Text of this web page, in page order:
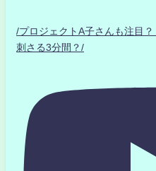
/プロジェクトA子さんも注
刺さる3分間？/